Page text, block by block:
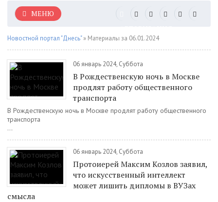
МЕНЮ
Новостной портал "Днесь"» Материалы за 06.01.2024
06 январь 2024, Суббота
В Рождественскую ночь в Москве
продлят работу общественного
транспорта
В Рождественскую ночь в Москве продлят работу общественного
транспорта
...
06 январь 2024, Суббота
Протоиерей Максим Козлов заявил,
что искусственный интеллект
может лишить дипломы в ВУЗах
смысла